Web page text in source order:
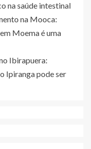
na saúde intestinal
na Mooca:
Moema é uma
Ibirapuera:
Ipiranga pode ser